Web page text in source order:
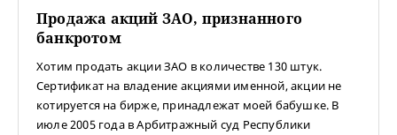
Продажа акций ЗАО, признанного
банкротом
Хотим продать акции ЗАО в количестве 130 штук.
Сертификат на владение акциями именной, акции не
котируется на бирже, принадлежат моей бабушке. В
июле 2005 года в Арбитражный суд Республики